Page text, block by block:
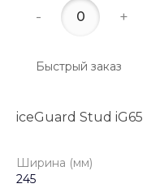
- +
Быстрый заказ
iceGuard Stud iG65
Ширина (мм)
245